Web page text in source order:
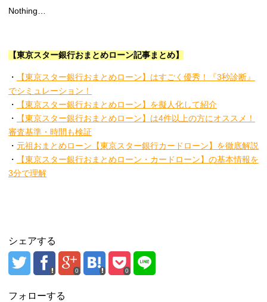
Nothing…
【東京スター銀行おまとめローン記事まとめ】
・
【東京スター銀行おまとめローン】はすごく優秀！『3秒診断』
でシミュレーション！
・
【東京スター銀行おまとめローン】を擬人化して紹介
・
【東京スター銀行おまとめローン】は4件以上の方にオススメ！
審査基準・時間も検証
・ 元祖おまとめローン【東京スター銀行カードローン】を徹底解説
・
【東京スター銀行おまとめローン・カードローン】の基本情報を
3分で理解
シェアする
0 0
フォローする